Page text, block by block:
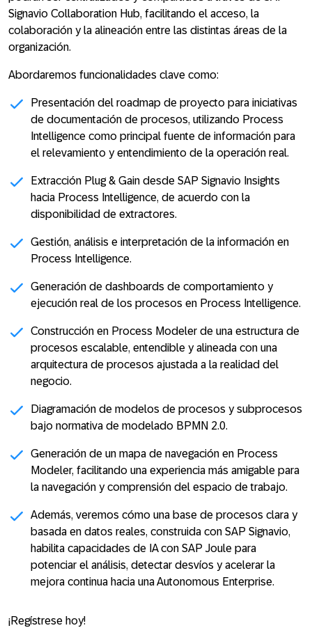
Signavio Collaboration Hub, facilitando el acceso, la
colaboración y la alineación entre las distintas áreas de la
organización.
Abordaremos funcionalidades clave como:
Presentación del roadmap de proyecto para iniciativas
de documentación de procesos, utilizando Process
Intelligence como principal fuente de información para
el relevamiento y entendimiento de la operación real.
Extracción Plug & Gain desde SAP Signavio Insights
hacia Process Intelligence, de acuerdo con la
disponibilidad de extractores.
Gestión, análisis e interpretación de la información en
Process Intelligence.
Generación de dashboards de comportamiento y
ejecución real de los procesos en Process Intelligence.
Construcción en Process Modeler de una estructura de
procesos escalable, entendible y alineada con una
arquitectura de procesos ajustada a la realidad del
negocio.
Diagramación de modelos de procesos y subprocesos
bajo normativa de modelado BPMN 2.0.
Generación de un mapa de navegación en Process
Modeler, facilitando una experiencia más amigable para
la navegación y comprensión del espacio de trabajo.
Además, veremos cómo una base de procesos clara y
basada en datos reales, construida con SAP Signavio,
habilita capacidades de IA con SAP Joule para
potenciar el análisis, detectar desvíos y acelerar la
mejora continua hacia una Autonomous Enterprise.
¡Regístrese hoy!